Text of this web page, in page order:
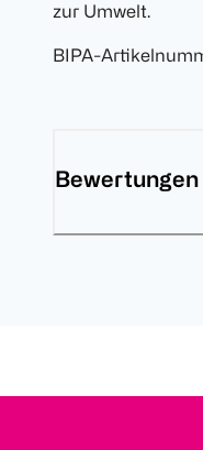
zur Umwelt.
BIPA-
Bewertungen